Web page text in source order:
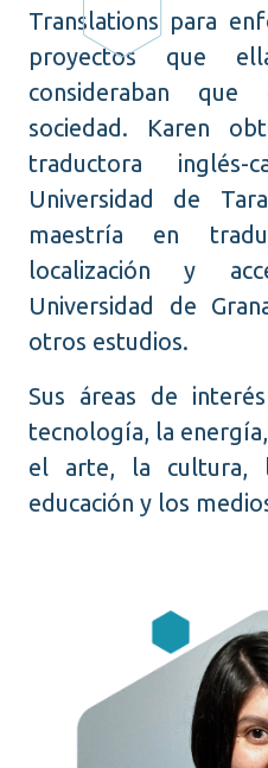
Translations para
proyectos que
consideraban
sociedad. Karen
traductora
Universidad de
maestría en
localización y
Universidad de
otros estudios.
Sus áreas de
tecnología, la
el arte, la cultura,
educación y los